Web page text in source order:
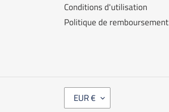
Conditions d'utilisation
Politique de remboursement
EUR €